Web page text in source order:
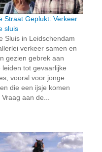
Straat Geplukt: Verkeer
sluis
Sluis in Leidschendam
verkeer samen en
gezien gebrek aan
leiden tot gevaarlijke
vooral voor jonge
die een ijsje komen
Vraag aan de...